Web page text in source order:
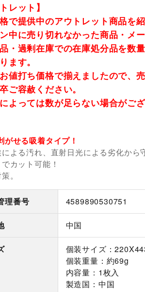
レット】
で提供中のアウトレット商品を紹
中に売り切れなかった商品・メ
・過剰在庫での在庫処分品を数
ます。
値打ち価格で揃えましたので、
ご容赦ください。
によっては数が足らない場合がご
がせる吸着タイプ！
よる汚れ、直射日光による劣化から
カット可能！
。
理番号 4589890530751
中国
個装サイズ：
個装重量：約69g
内容量：1枚入
製造国：中国